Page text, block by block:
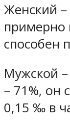
Женский –
примерно
способен
Мужской
– 71%, он
0,15 ‰ в